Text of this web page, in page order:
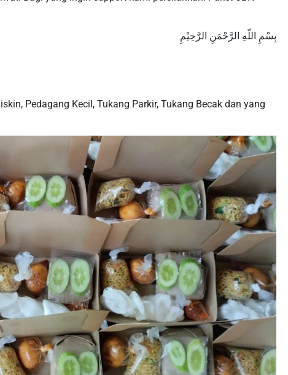
بِسْمِ اللّهِ الرَّحْمَنِ الرَّحِيْمِ
Pedagang Kecil, Tukang Parkir, Tukang Becak dan yang